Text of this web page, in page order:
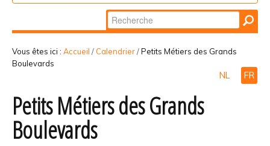
PARTICIPER
Chercher par
Recherche
avancée…
Vous êtes ici : Accueil / Calendrier/Petits Métiers des Grands
Boulevards
NL FR
Petits Métiers des Grands
Boulevards